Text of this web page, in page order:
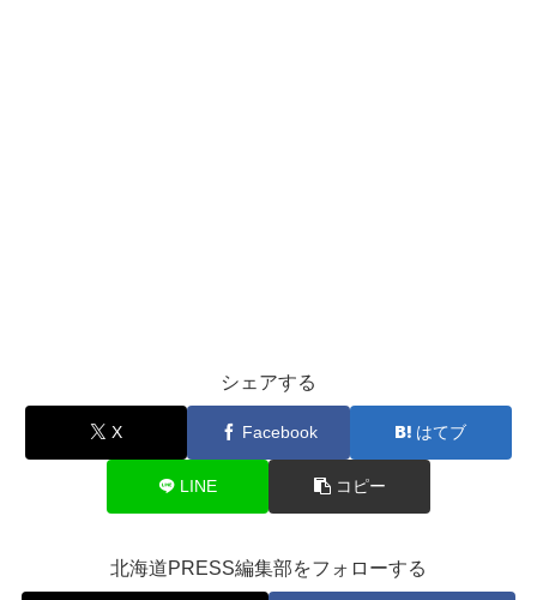
シェアする
X Facebook はてブ
LINE コピー
北海道PRESS編集部をフォローする